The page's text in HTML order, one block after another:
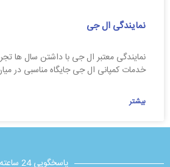
نمایندگی ال جی
نمایندگی معتبر ال جی با داشتن سال ها
خدمات کمپانی ال جی جایگاه مناسبی در
بیشتر
پاسخگویی 24 ساعته